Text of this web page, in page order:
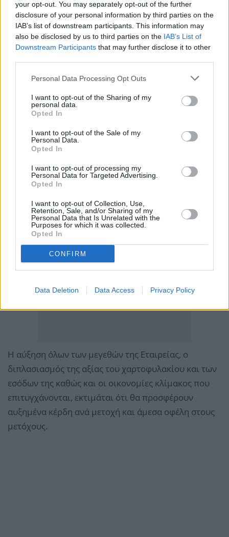
your opt-out. You may separately opt-out of the further
disclosure of your personal information by third parties on the
IAB’s list of downstream participants. This information may
also be disclosed by us to third parties on the IAB’s List of
Downstream Participants that may further disclose it to other
Personal Data Processing Opt Outs
I want to opt-out of the Sharing of my
personal data.
Opted In
I want to opt-out of the Sale of my
Personal Data.
Opted In
I want to opt-out of processing my
Personal Data for Targeted Advertising.
Opted In
I want to opt-out of Collection, Use,
Retention, Sale, and/or Sharing of my
Personal Data that Is Unrelated with the
Purposes for which it was collected.
Opted In
CONFIRM
Data Deletion Data Access Privacy Policy
Α.Ε.Ε.Α.Π. στην Ελλάδα.
Η αύξηση όλων των μεγεθών της Εταιρείας, ο
διπλασιασμός της αξίας του χαρτοφυλακίου και των
εσόδων της καθώς και οι οικονομίες κλίμακος που
επιτυγχάνονται, εκτιμάται ότι θα προσφέρουν
αυξημένα κέρδη ανά μετοχή και άμεσα οφέλη στους
μετόχους.